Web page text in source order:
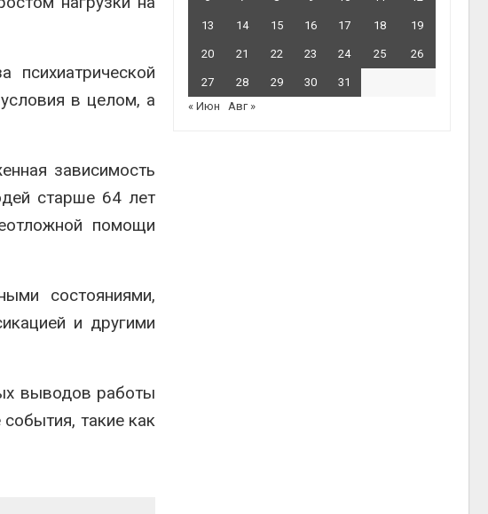
в целом, а
зависимость
старше 64 лет
помощи
состояниями,
и другими
выводов работы
такие как
13 14 15 16 17 18 19
20 21 22 23 24 25 26
27 28 29 30
31
« Июн
Авг »